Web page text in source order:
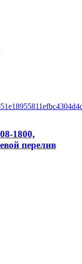
1800,
перелив